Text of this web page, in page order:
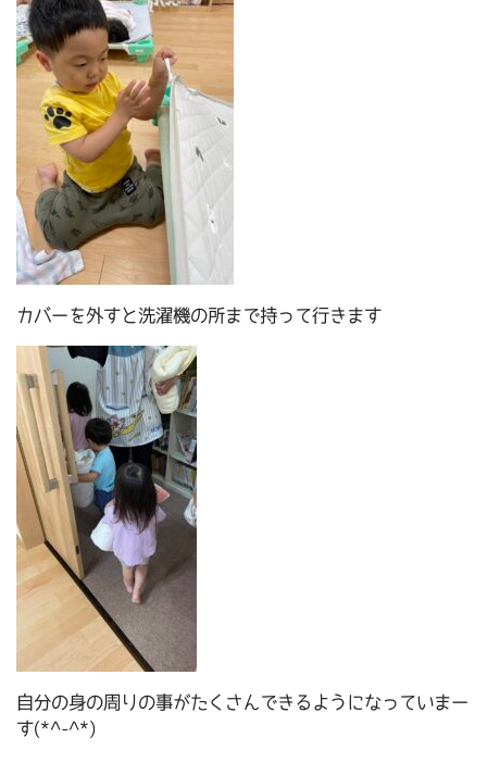
カバーを外すと洗濯機の所まで持って行きます
自分の身の周りの事がたくさんできるようになっていまー
す(*^-^*)